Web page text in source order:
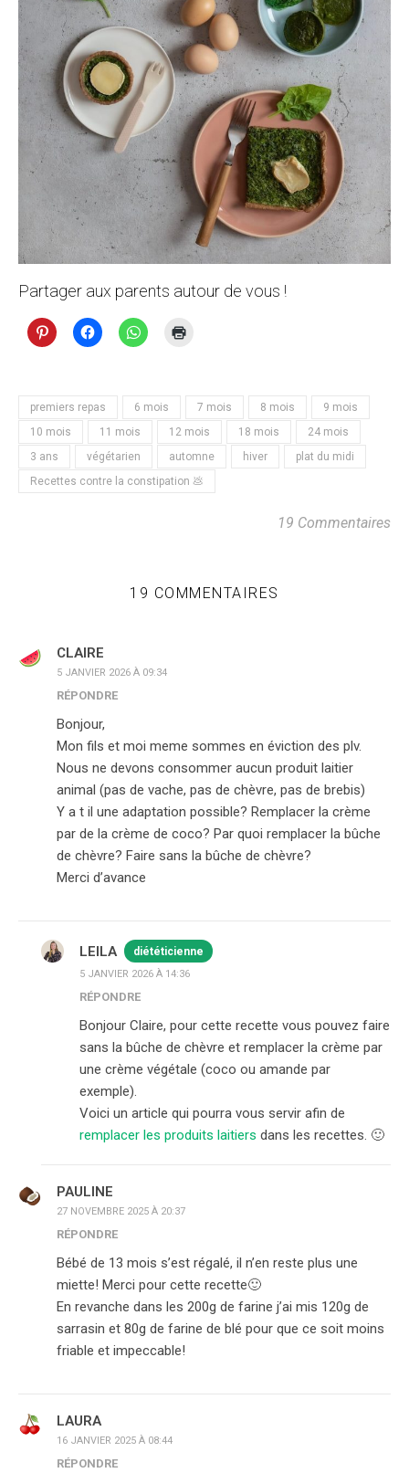
Partager aux parents autour de vous !
premiers repas 6 mois 7 mois 8 mois
9 mois
10 mois
11 mois 12 mois 18 mois
24 mois
3 ans
végétarien automne hiver
plat du midi
Recettes contre la constipation 💩
19 Commentaires
19 COMMENTAIRES
CLAIRE
5 JANVIER 2026 À 09:34
RÉPONDRE
Bonjour,
Mon fils et moi meme sommes en éviction des plv.
Nous ne devons consommer aucun produit laitier
animal (pas de vache, pas de chèvre, pas de brebis)
Y a t il une adaptation possible? Remplacer la crème
par de la crème de coco? Par quoi remplacer la bûche
de chèvre? Faire sans la bûche de chèvre?
Merci d’avance
LEILA diététicienne
5 JANVIER 2026 À 14:36
RÉPONDRE
Bonjour Claire, pour cette recette vous pouvez faire
sans la bûche de chèvre et remplacer la crème par
une crème végétale (coco ou amande par
exemple).
Voici un article qui pourra vous servir afin de
remplacer les produits laitiers dans les recettes. 🙂
PAULINE
27 NOVEMBRE 2025 À 20:37
RÉPONDRE
Bébé de 13 mois s’est régalé, il n’en reste plus une
miette! Merci pour cette recette🙂
En revanche dans les 200g de farine j’ai mis 120g de
sarrasin et 80g de farine de blé pour que ce soit moins
friable et impeccable!
LAURA
16 JANVIER 2025 À 08:44
RÉPONDRE